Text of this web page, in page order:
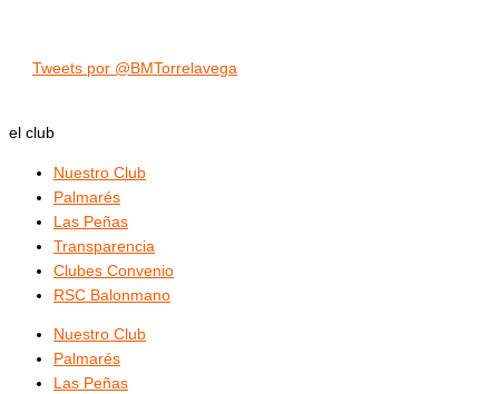
Tweets por @BMTorrelavega
el club
Nuestro Club
Palmarés
Las Peñas
Transparencia
Clubes Convenio
RSC Balonmano
Nuestro Club
Palmarés
Las Peñas